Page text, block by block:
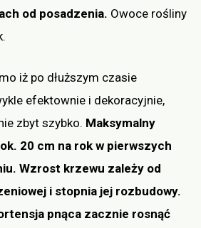
od posadzenia. Owoce rośliny
iż po dłuższym czasie
efektownie i dekoracyjnie,
zbyt szybko. Maksymalny
20 cm na rok w pierwszych
Wzrost krzewu zależy od
i stopnia jej rozbudowy.
pnąca zacznie rosnąć